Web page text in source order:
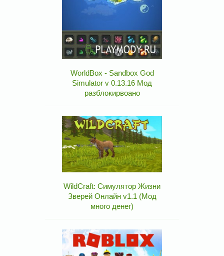
WorldBox - Sandbox God
Simulator v 0.13.16 Мод
разблокирвоано
WildCraft: Симулятор Жизни
Зверей Онлайн v1.1 (Мод
много денег)